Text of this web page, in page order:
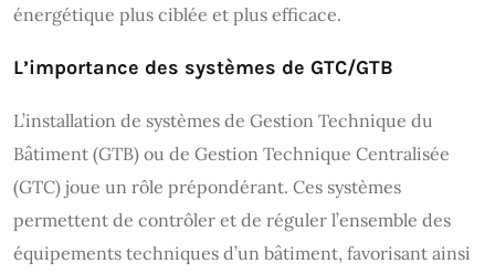
énergétique plus ciblée et plus efficace.
L’importance des systèmes de GTC/GTB
L’installation de systèmes de Gestion Technique du
Bâtiment (GTB) ou de Gestion Technique Centralisée
(GTC) joue un rôle prépondérant. Ces systèmes
permettent de contrôler et de réguler l’ensemble des
équipements techniques d’un bâtiment, favorisant ainsi